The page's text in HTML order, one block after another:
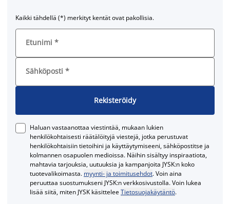
Kaikki tähdellä (*) merkityt kentät ovat pakollisia.
Etunimi *
Sähköposti *
Rekisteröidy
Haluan vastaanottaa viestintää, mukaan lukien
henkilökohtaisesti räätälöityjä viestejä, jotka perustuvat
henkilökohtaisiin tietoihini ja käyttäytymiseeni, sähköpostitse ja
kolmannen osapuolen medioissa. Näihin sisältyy inspiraatiota,
mahtavia tarjouksia, uutuuksia ja kampanjoita JYSK:n koko
tuotevalikoimasta. myynti- ja toimitusehdot. Voin aina
peruuttaa suostumukseni JYSK:n verkkosivustolla. Voin lukea
lisää siitä, miten JYSK käsitteleeTietosuojakäytäntö.